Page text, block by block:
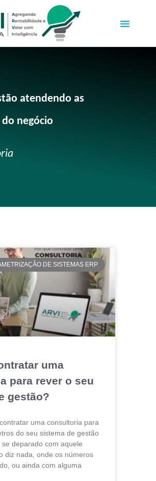
atendendo as
do negócio
DE SISTEMAS ERP
uma
para rever o seu
gestão?
uma consultoria para
do seu sistema de gestão
deparado com aquele
diz nada, onde os números
ou ainda com alguma